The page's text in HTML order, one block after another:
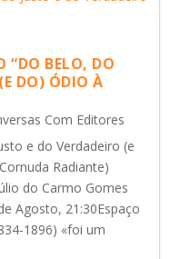
“DO BELO, DO
DO) ÓDIO À
Com Editores
e do Verdadeiro (e
Radiante)
do Carmo Gomes
Agosto, 21:30Espaço
1896) «foi um